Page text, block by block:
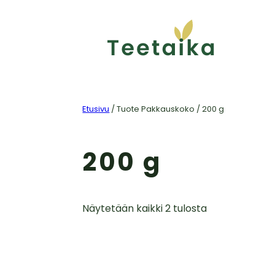
Etusivu / Tuote Pakkauskoko / 200 g
200 g
Näytetään kaikki 2 tulosta